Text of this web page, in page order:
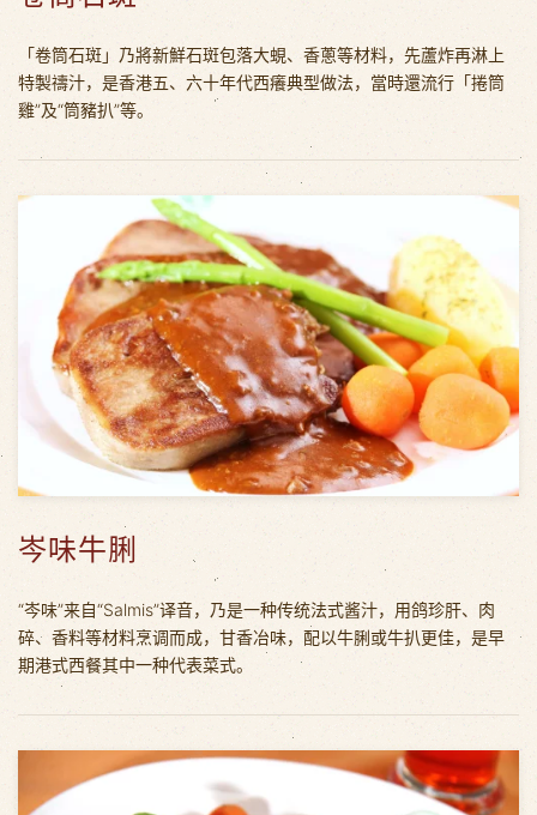
「卷筒石斑」乃將新鮮石斑包落大蜆、香蔥等材料，先蘆炸再淋上
特製禱汁，是香港五、六十年代西癢典型做法，當時還流行「捲筒
雞”及“筒豬扒”等。
岑味牛脷
“岑味”来自“Salmis”译音，乃是一种传统法式酱汁，用鸽珍肝、肉
碎、香料等材料烹调而成，甘香冶味，配以牛脷或牛扒更佳，是早
期港式西餐其中一种代表菜式。